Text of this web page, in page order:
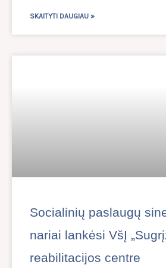
SKAITYTI DAUGIAU »
Socialinių paslaugų
nariai lankėsi VšĮ
reabilitacijos centre